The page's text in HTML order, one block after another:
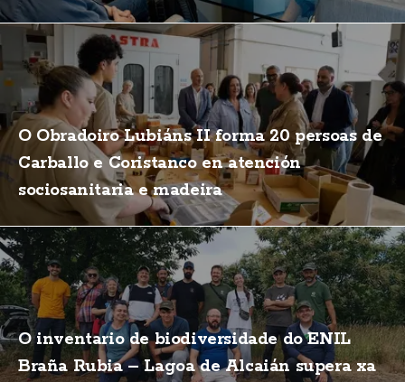
O Obradoiro Lubiáns II forma 20 persoas de
Carballo e Coristanco en atención
sociosanitaria e madeira
O inventario de biodiversidade do ENIL
Braña Rubia – Lagoa de Alcaián supera xa